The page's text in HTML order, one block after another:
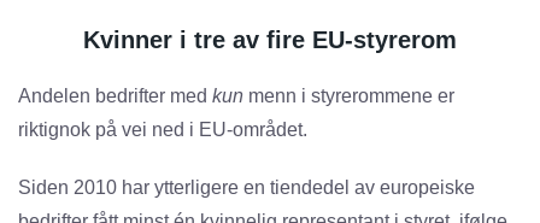
Kvinner i tre av fire EU-styrerom
Andelen bedrifter med kun menn i styrerommene er
riktignok på vei ned i EU-området.
Siden 2010 har ytterligere en tiendedel av europeiske